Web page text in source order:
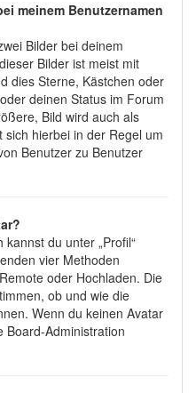
meinem Benutzernamen
Bilder bei deinem
Bilder ist meist mit
dies Sterne, Kästchen oder
deinen Status im Forum
Bild wird auch als
sich hierbei in der Regel um
Benutzer zu Benutzer
du unter „Profil“
vier Methoden
oder Hochladen. Die
ob und wie die
Wenn du keinen Avatar
Board-Administration